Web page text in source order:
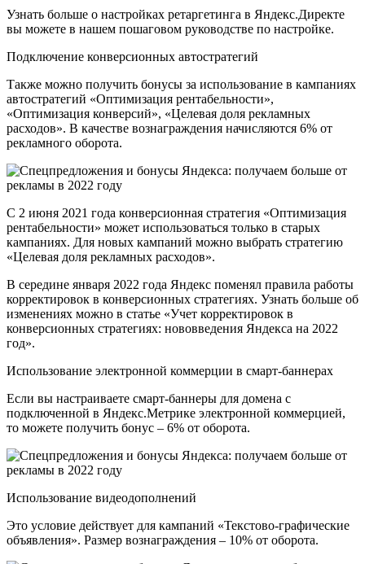
Узнать больше о настройках ретаргетинга в Яндекс.Директе
вы можете в нашем пошаговом руководстве по настройке.
Подключение конверсионных автостратегий
Также можно получить бонусы за использование в кампаниях
автостратегий «Оптимизация рентабельности»,
«Оптимизация конверсий», «Целевая доля рекламных
расходов». В качестве вознаграждения начисляются 6% от
рекламного оборота.
С 2 июня 2021 года конверсионная стратегия «Оптимизация
рентабельности» может использоваться только в старых
кампаниях. Для новых кампаний можно выбрать стратегию
«Целевая доля рекламных расходов».
В середине января 2022 года Яндекс поменял правила работы
корректировок в конверсионных стратегиях. Узнать больше об
изменениях можно в статье «Учет корректировок в
конверсионных стратегиях: нововведения Яндекса на 2022
год».
Использование электронной коммерции в смарт-баннерах
Если вы настраиваете смарт-баннеры для домена с
подключенной в Яндекс.Метрике электронной коммерцией,
то можете получить бонус – 6% от оборота.
Использование видеодополнений
Это условие действует для кампаний «Текстово-графические
объявления». Размер вознаграждения – 10% от оборота.